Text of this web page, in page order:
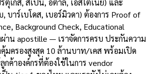
ตุเกส, สเปน, อิตาลี, เอสโตเนีย) และ
, บาร์เบโดส, เบอร์มิวดา) ต้องการ Proof of
Background Check, Educational
น apostille — เราจัดการครบ ประกันความ
มครองสูงสุด 10 ล้านบาท/เคส พร้อมเปิด
กค้าองค์กรที่ต้องใช้ในการ vendor